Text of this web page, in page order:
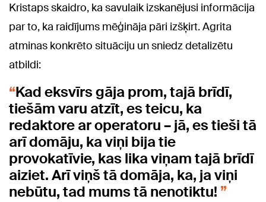
Kristaps skaidro, ka savulaik izskanējusi informācija
par to, ka raidījums mēģināja pāri izšķirt. Agrita
atminas konkrēto situāciju un sniedz detalizētu
atbildi:
Kad eksvīrs gāja prom, tajā brīdī,
tiešām varu atzīt, es teicu, ka
redaktore ar operatoru – jā, es tieši tā
arī domāju, ka viņi bija tie
provokatīvie, kas lika viņam tajā brīdī
aiziet. Arī viņš tā domāja, ka, ja viņi
nebūtu, tad mums tā nenotiktu!